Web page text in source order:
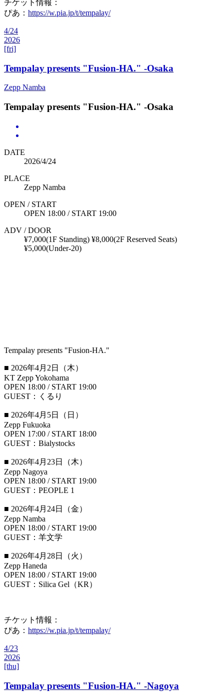
チケット情報：
ぴあ： https://w.pia.jp/t/tempalay/
4/24
2026
[fri]
Tempalay presents "Fusion-HA." -Osaka
Zepp Namba
Tempalay presents "Fusion-HA." -Osaka
DATE
2026/4/24
PLACE
Zepp Namba
OPEN / START
OPEN 18:00 / START 19:00
ADV / DOOR
¥7,000(1F Standing) ¥8,000(2F Reserved Seats)
¥5,000(Under-20)
Tempalay presents "Fusion-HA."
■ 2026年4月2日（木）
KT Zepp Yokohama
OPEN 18:00 / START 19:00
GUEST：くるり
■ 2026年4月5日（日）
Zepp Fukuoka
OPEN 17:00 / START 18:00
GUEST：Bialystocks
■ 2026年4月23日（木）
Zepp Nagoya
OPEN 18:00 / START 19:00
GUEST：PEOPLE 1
■ 2026年4月24日（金）
Zepp Namba
OPEN 18:00 / START 19:00
GUEST：羊文学
■ 2026年4月28日（火）
Zepp Haneda
OPEN 18:00 / START 19:00
GUEST：Silica Gel（KR）
チケット情報：
ぴあ： https://w.pia.jp/t/tempalay/
4/23
2026
[thu]
Tempalay presents "Fusion-HA." -Nagoya